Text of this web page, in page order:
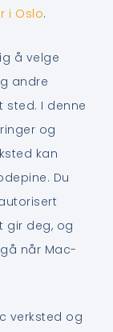
i Oslo.
å velge
andre
sted. I denne
og
kan
Du
gir deg, og
når Mac-
verksted og